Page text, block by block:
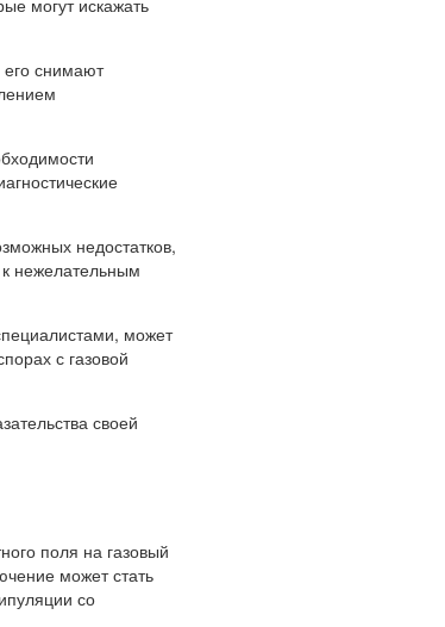
могут искажать
его снимают
недостатков,
нежелательным
может
с газовой
своей
поля на газовый
может стать
со